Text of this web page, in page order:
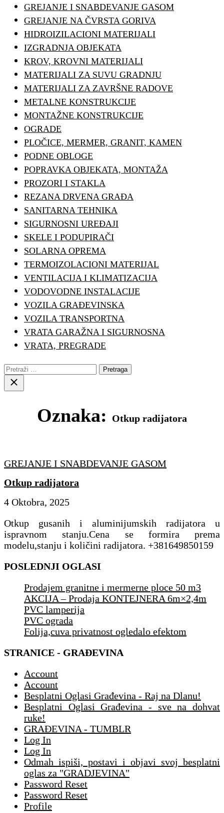
GREJANJE I SNABDEVANJE GASOM
GREJANJE NA ČVRSTA GORIVA
HIDROIZILACIONI MATERIJALI
IZGRADNJA OBJEKATA
KROV, KROVNI MATERIJALI
MATERIJALI ZA SUVU GRADNJU
MATERIJALI ZA ZAVRŠNE RADOVE
METALNE KONSTRUKCIJE
MONTAŽNE KONSTRUKCIJE
OGRADE
PLOČICE, MERMER, GRANIT, KAMEN
PODNE OBLOGE
POPRAVKA OBJEKATA, MONTAŽA
PROZORI I STAKLA
REZANA DRVENA GRAĐA
SANITARNA TEHNIKA
SIGURNOSNI UREĐAJI
SKELE I PODUPIRAČI
SOLARNA OPREMA
TERMOIZOLACIONI MATERIJAL
VENTILACIJA I KLIMATIZACIJA
VODOVODNE INSTALACIJE
VOZILA GRAĐEVINSKA
VOZILA TRANSPORTNA
VRATA GARAŽNA I SIGURNOSNA
VRATA, PREGRADE
Pretraga:
Close
search
Oznaka: Otkup radijatora
GREJANJE I SNABDEVANJE GASOM
Otkup radijatora
4 Oktobra, 2025
Otkup gusanih i aluminijumskih radijatora u
ispravnom stanju.Cena se formira prema
modelu,stanju i količini radijatora. +381649850159
POSLEDNJI OGLASI
Prodajem granitne i mermerne ploce 50 m3
AKCIJA – Prodaja KONTEJNERA 6m×2,4m
PVC lamperija
PVC ograda
Folija,cuva privatnost ogledalo efektom
STRANICE - GRAĐEVINA
Account
Account
Besplatni Oglasi Građevina - Raj na Dlanu!
Besplatni Oglasi Građevina - sve na dohvat
ruke!
GRAĐEVINA - TUMBLR
Log In
Log In
Odmah ispiši, postavi i objavi svoj besplatni
oglas za "GRADJEVINA"
Password Reset
Password Reset
Profile